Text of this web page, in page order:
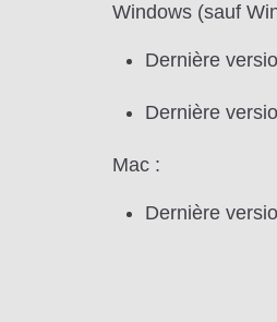
Windows (sauf
Dernière
Dernière
Mac :
Dernière